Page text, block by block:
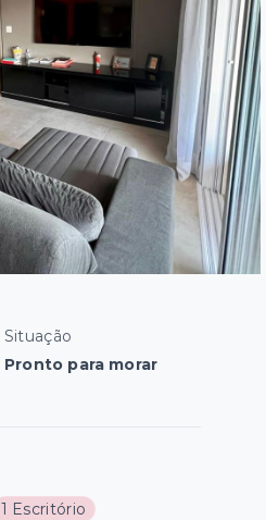
Situação
Pronto para morar
1 Escritório